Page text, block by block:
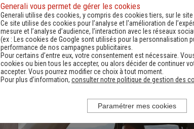
Le PER Generali Patrimoine
Découvrir
Generali vous permet de gérer les cookies
Generali utilise des cookies, y compris des cookies tiers, sur le site
Ce site utilise des cookies pour l’analyse et l'amélioration de
mesure et l’analyse d’audience, l’interaction avec les réseaux
(ex :
Les cookies de Google sont utilisés pour la personnalisation
performance de nos campagnes publicitaires.
Pour certains d’entre eux, votre consentement est nécessaire.
cookies ou bien tous les accepter, ou alors décider de continuer
accepter. Vous pourrez modifier ce choix à tout moment.
Pour plus d’information, consulter notre politique de gestion des
Paramétrer mes cookies